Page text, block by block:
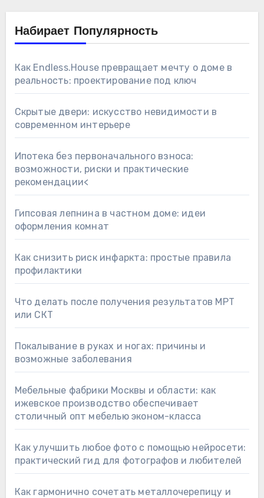
Набирает Популярность
Как Endless.House превращает мечту о доме в
реальность: проектирование под ключ
Скрытые двери: искусство невидимости в
современном интерьере
Ипотека без первоначального взноса:
возможности, риски и практические
рекомендации<
Гипсовая лепнина в частном доме: идеи
оформления комнат
Как снизить риск инфаркта: простые правила
профилактики
Что делать после получения результатов МРТ
или СКТ
Покалывание в руках и ногах: причины и
возможные заболевания
Мебельные фабрики Москвы и области: как
ижевское производство обеспечивает
столичный опт мебелью эконом-класса
Как улучшить любое фото с помощью нейросети:
практический гид для фотографов и любителей
Как гармонично сочетать металлочерепицу и